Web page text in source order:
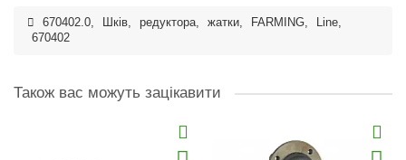
670402.0, Шків, редуктора, жатки, FARMING, Line,
670402
Також вас можуть зацікавити